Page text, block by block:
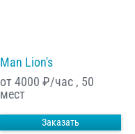
Man Lion's
от 4000 ₽/час , 50
мест
Заказать